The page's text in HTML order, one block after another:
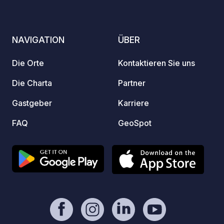
ausschließlich 5-Sterne-Bewertungen.
Erleben Sie familiäre Gastfreundschaft
gelungenen Urlaub.
NAVIGATION
Die Orte
Die Charta
Gastgeber
FAQ
ÜBER
Kontaktieren Sie uns
Partner
Karriere
GeoSpot